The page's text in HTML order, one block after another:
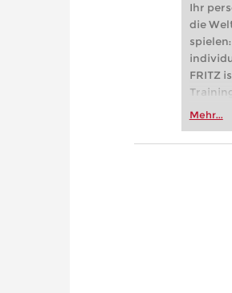
Ihr
die
FRITZ
zuvor.
Mehr...